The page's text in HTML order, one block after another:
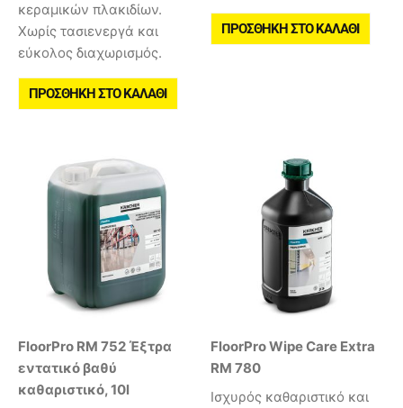
κεραμικών πλακιδίων.
Χωρίς τασιενεργά και
εύκολος διαχωρισμός.
ΠΡΟΣΘΉΚΗ ΣΤΟ ΚΑΛΆΘΙ
ΠΡΟΣΘΉΚΗ ΣΤΟ ΚΑΛΆΘΙ
FloorPro RM 752 Έξτρα
εντατικό βαθύ
καθαριστικό, 10l
FloorPro Wipe Care Extra
RM 780
Ισχυρός καθαριστικό και